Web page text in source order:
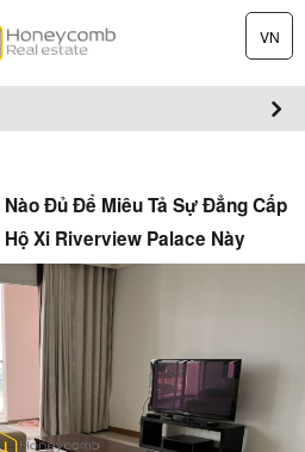
VN
Đủ Để Miêu Tả Sự Đẳng Cấp
Xi Riverview Palace Này